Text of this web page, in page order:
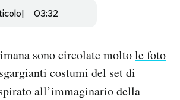
03:32
sono circolate moltole foto
costumi del set di
all’immaginario della